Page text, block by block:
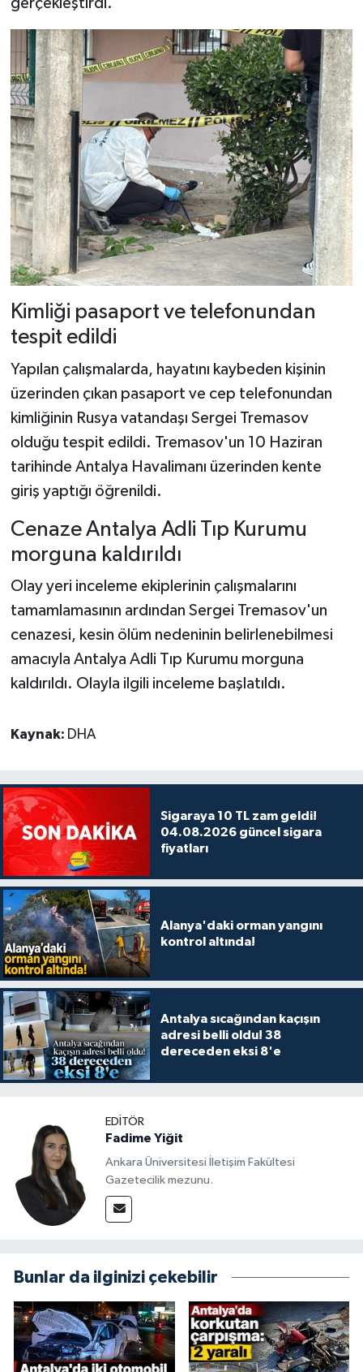
Kimliği pasaport ve telefonundan
tespit edildi
Yapılan çalışmalarda, hayatını kaybeden kişinin
üzerinden çıkan pasaport ve cep telefonundan
kimliğinin Rusya vatandaşı Sergei Tremasov
olduğu tespit edildi. Tremasov'un 10 Haziran
tarihinde Antalya Havalimanı üzerinden kente
giriş yaptığı öğrenildi.
Cenaze Antalya Adli Tıp Kurumu
morguna kaldırıldı
Olay yeri inceleme ekiplerinin çalışmalarını
tamamlamasının ardından Sergei Tremasov'un
cenazesi, kesin ölüm nedeninin belirlenebilmesi
amacıyla Antalya Adli Tıp Kurumu morguna
kaldırıldı. Olayla ilgili inceleme başlatıldı.
Kaynak: DHA
Sigaraya 10 TL zam geldi!
04.08.2026 güncel sigara
fiyatları
Alanya'daki orman yangını
kontrol altında!
Antalya sıcağından kaçışın
adresi belli oldu! 38
dereceden eksi 8'e
EDITÖR
Fadime Yiğit
Ankara Üniversitesi İletişim Fakültesi
Gazetecilik mezunu.
Bunlar da ilginizi çekebilir